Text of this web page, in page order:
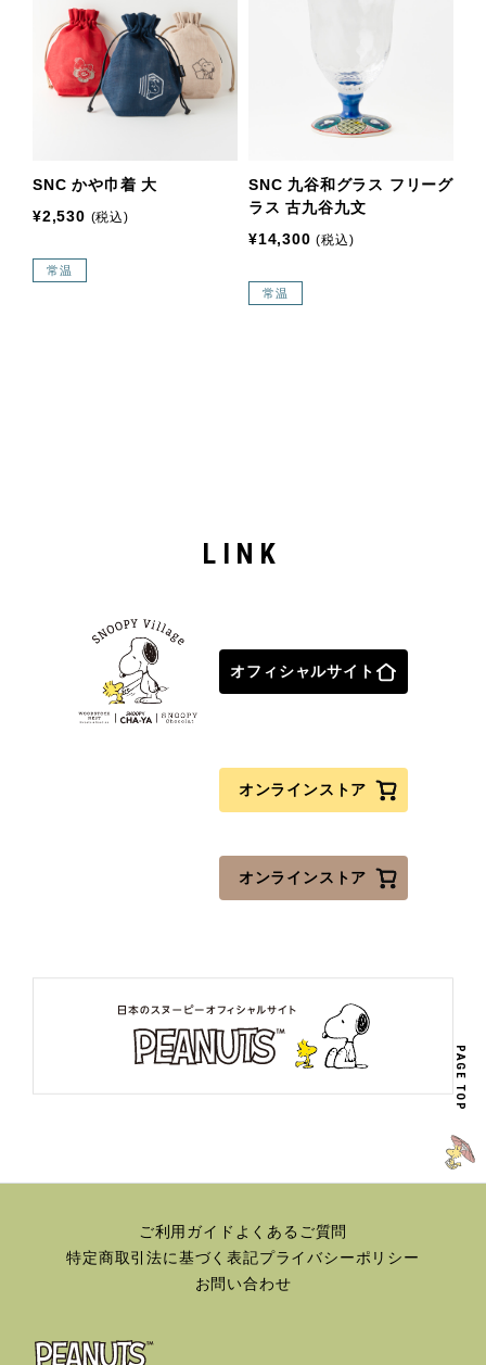
SNC かや巾着 大
¥2,530 (税込)
常温
SNC 九谷和グラス フリーグ
ラス 古九谷九文
¥14,300 (税込)
常温
LINK
オフィシャルサイト
オンラインストア
オンラインストア
PAGE TOP
ご利用ガイド よくあるご質問
特定商取引法に基づく表記プライバシーポリシー
お問い合わせ